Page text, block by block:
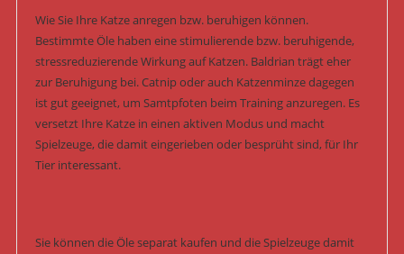
Wie Sie Ihre Katze anregen bzw. beruhigen können.
Bestimmte Öle haben eine stimulierende bzw. beruhigende,
stressreduzierende Wirkung auf Katzen. Baldrian trägt eher
zur Beruhigung bei. Catnip oder auch Katzenminze dagegen
ist gut geeignet, um Samtpfoten beim Training anzuregen. Es
versetzt Ihre Katze in einen aktiven Modus und macht
Spielzeuge, die damit eingerieben oder besprüht sind, für Ihr
Tier interessant.
Sie können die Öle separat kaufen und die Spielzeuge damit